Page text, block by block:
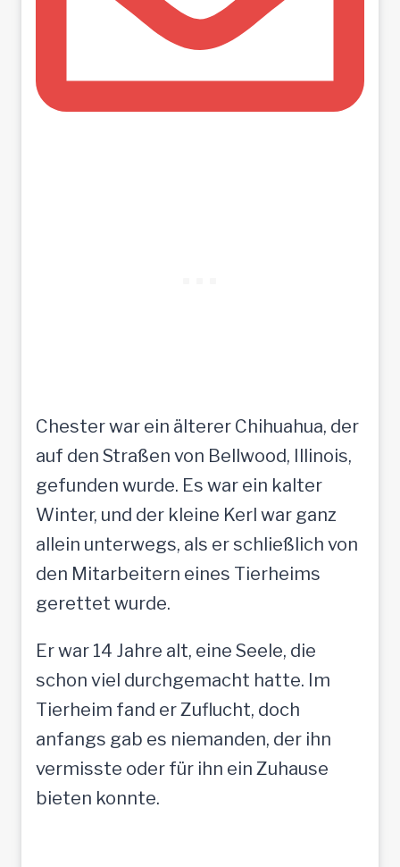
Chester war ein älterer Chihuahua, der
auf den Straßen von Bellwood, Illinois,
gefunden wurde. Es war ein kalter
Winter, und der kleine Kerl war ganz
allein unterwegs, als er schließlich von
den Mitarbeitern eines Tierheims
gerettet wurde.
Er war 14 Jahre alt, eine Seele, die
schon viel durchgemacht hatte. Im
Tierheim fand er Zuflucht, doch
anfangs gab es niemanden, der ihn
vermisste oder für ihn ein Zuhause
bieten konnte.